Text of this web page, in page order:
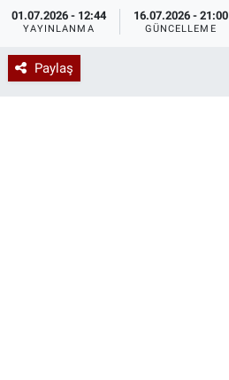
01.07.2026 - 12:44
YAYINLANMA
16.07.2026 - 21:00
GÜNCELLEME
Paylaş